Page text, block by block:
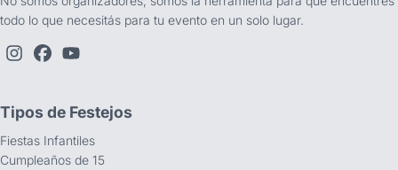
todo lo que necesitás para tu evento en un solo lugar.
Tipos de Festejos
Fiestas Infantiles
Cumpleaños de 15